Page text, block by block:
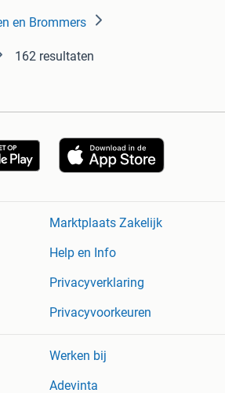
en Brommers
162 resultaten
Marktplaats Zakelijk
Help en Info
Privacyverklaring
Privacyvoorkeuren
Werken bij
Adevinta